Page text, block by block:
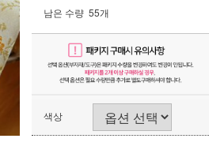
남은 수량 55개
색상